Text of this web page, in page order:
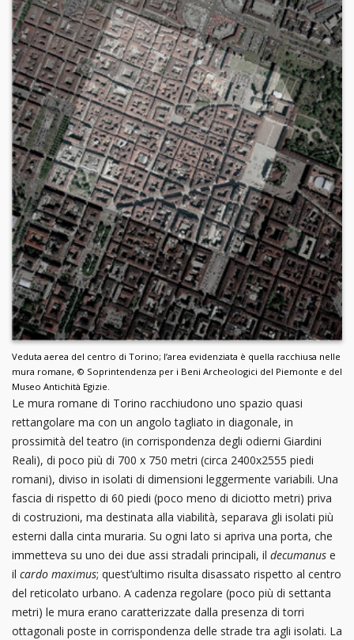
Veduta aerea del centro di Torino; l’area evidenziata è quella racchiusa nelle
mura romane, © Soprintendenza per i Beni Archeologici del Piemonte e del
Museo Antichità Egizie.
Le mura romane di Torino racchiudono uno spazio quasi
rettangolare ma con un angolo tagliato in diagonale, in
prossimità del teatro (in corrispondenza degli odierni Giardini
Reali), di poco più di 700 x 750 metri (circa 2400x2555 piedi
romani), diviso in isolati di dimensioni leggermente variabili. Una
fascia di rispetto di 60 piedi (poco meno di diciotto metri) priva
di costruzioni, ma destinata alla viabilità, separava gli isolati più
esterni dalla cinta muraria. Su ogni lato si apriva una porta, che
immetteva su uno dei due assi stradali principali, il decumanus e
il cardo maximus; quest’ultimo risulta disassato rispetto al centro
del reticolato urbano. A cadenza regolare (poco più di settanta
metri) le mura erano caratterizzate dalla presenza di torri
ottagonali poste in corrispondenza delle strade tra agli isolati. La